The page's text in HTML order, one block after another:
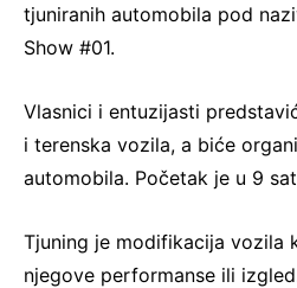
tjuniranih automobila pod
Show #01.
Vlasnici i entuzijasti
i terenska vozila, a biće
automobila. Početak je u 9
Tjuning je modifikacija vozila
njegove performanse ili